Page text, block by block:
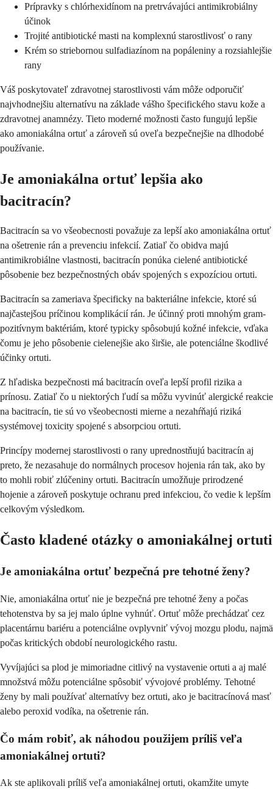
Prípravky s chlórhexidínom na pretrvávajúci antimikrobiálny
účinok
Trojité antibiotické masti na komplexnú starostlivosť o rany
Krém so striebornou sulfadiazínom na popáleniny a rozsiahlejšie
rany
Váš poskytovateľ zdravotnej starostlivosti vám môže odporučiť
najvhodnejšiu alternatívu na základe vášho špecifického stavu kože a
zdravotnej anamnézy. Tieto moderné možnosti často fungujú lepšie
ako amoniakálna ortuť a zároveň sú oveľa bezpečnejšie na dlhodobé
používanie.
Je amoniakálna ortuť lepšia ako
bacitracín?
Bacitracín sa vo všeobecnosti považuje za lepší ako amoniakálna ortuť
na ošetrenie rán a prevenciu infekcií. Zatiaľ čo obidva majú
antimikrobiálne vlastnosti, bacitracín ponúka cielené antibiotické
pôsobenie bez bezpečnostných obáv spojených s expozíciou ortuti.
Bacitracín sa zameriava špecificky na bakteriálne infekcie, ktoré sú
najčastejšou príčinou komplikácií rán. Je účinný proti mnohým gram-
pozitívnym baktériám, ktoré typicky spôsobujú kožné infekcie, vďaka
čomu je jeho pôsobenie cielenejšie ako širšie, ale potenciálne škodlivé
účinky ortuti.
Z hľadiska bezpečnosti má bacitracín oveľa lepší profil rizika a
prínosu. Zatiaľ čo u niektorých ľudí sa môžu vyvinúť alergické reakcie
na bacitracín, tie sú vo všeobecnosti mierne a nezahŕňajú riziká
systémovej toxicity spojené s absorpciou ortuti.
Princípy modernej starostlivosti o rany uprednostňujú bacitracín aj
preto, že nezasahuje do normálnych procesov hojenia rán tak, ako by
to mohli robiť zlúčeniny ortuti. Bacitracín umožňuje prirodzené
hojenie a zároveň poskytuje ochranu pred infekciou, čo vedie k lepším
celkovým výsledkom.
Často kladené otázky o amoniakálnej ortuti
Je amoniakálna ortuť bezpečná pre tehotné ženy?
Nie, amoniakálna ortuť nie je bezpečná pre tehotné ženy a počas
tehotenstva by sa jej malo úplne vyhnúť. Ortuť môže prechádzať cez
placentárnu bariéru a potenciálne ovplyvniť vývoj mozgu plodu, najmä
počas kritických období neurologického rastu.
Vyvíjajúci sa plod je mimoriadne citlivý na vystavenie ortuti a aj malé
množstvá môžu potenciálne spôsobiť vývojové problémy. Tehotné
ženy by mali používať alternatívy bez ortuti, ako je bacitracínová masť
alebo peroxid vodíka, na ošetrenie rán.
Čo mám robiť, ak náhodou použijem príliš veľa
amoniakálnej ortuti?
Ak ste aplikovali príliš veľa amoniakálnej ortuti, okamžite umyte